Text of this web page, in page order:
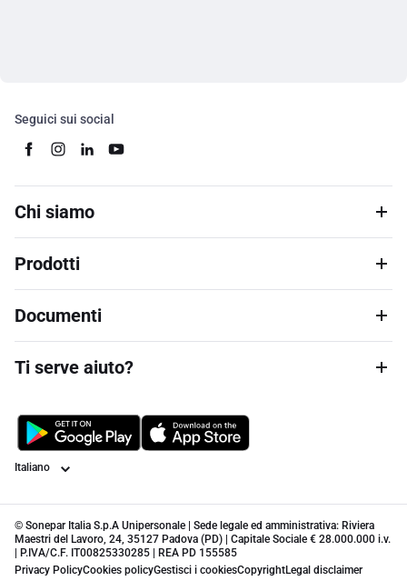
Seguici sui social
Chi siamo
Prodotti
Documenti
Ti serve aiuto?
Lingua
© Sonepar Italia S.p.A Unipersonale | Sede legale ed amministrativa: Riviera
Maestri del Lavoro, 24, 35127 Padova (PD) | Capitale Sociale € 28.000.000 i.v.
| P.IVA/C.F. IT00825330285 | REA PD 155585
Privacy PolicyCookies policyGestisci i cookiesCopyrightLegal disclaimer